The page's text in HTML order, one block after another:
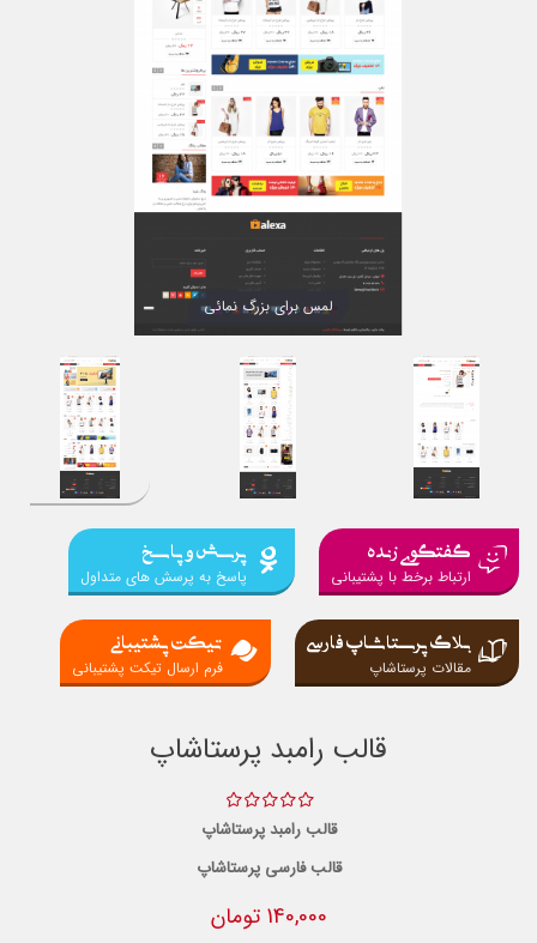
لمس برای بزرگ نمائی
گفتگوی زنده
ارتباط برخط با پشتیبانی
پرسش و پاسخ
پاسخ به پرسش های متداول
بلاگ پرستاشاپ فارسی
مقالات پرستاشاپ
تیکت پشتیبانی
فرم ارسال تیکت پشتیبانی
قالب رامبد پرستاشاپ
قالب رامبد پرستاشاپ
قالب فارسی پرستاشاپ
140,000 تومان